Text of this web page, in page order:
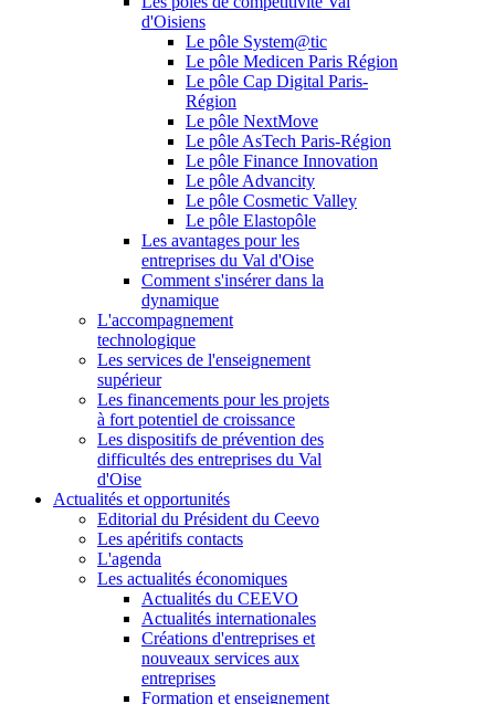
d'Oisiens
Le pôle System@tic
Le pôle Medicen Paris Région
Le pôle Cap Digital Paris-
Région
Le pôle NextMove
Le pôle AsTech Paris-Région
Le pôle Finance Innovation
Le pôle Advancity
Le pôle Cosmetic Valley
Le pôle Elastopôle
Les avantages pour les
entreprises du Val d'Oise
Comment s'insérer dans la
dynamique
L'accompagnement
technologique
Les services de l'enseignement
supérieur
Les financements pour les projets
à fort potentiel de croissance
Les dispositifs de prévention des
difficultés des entreprises du Val
d'Oise
Actualités et opportunités
Editorial du Président du Ceevo
Les apéritifs contacts
L'agenda
Les actualités économiques
Actualités du CEEVO
Actualités internationales
Créations d'entreprises et
nouveaux services aux
entreprises
Formation et enseignement